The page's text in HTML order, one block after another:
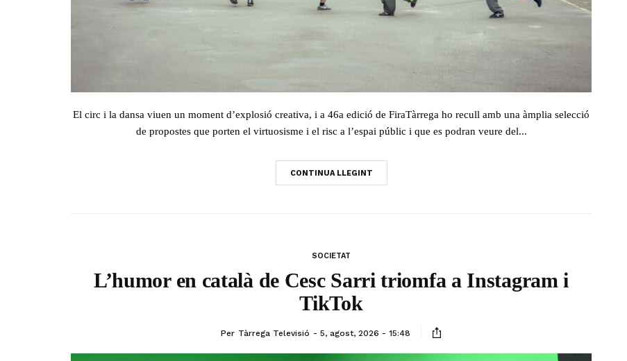
El circ i la dansa viuen un moment d’explosió creativa, i a 46a edició de FiraTàrrega ho recull amb una àmplia selecció
de propostes que porten el virtuosisme i el risc a l’espai públic i que es podran veure del...
CONTINUA LLEGINT
SOCIETAT
L’humor en català de Cesc Sarri triomfa a Instagram i
TikTok
Per Tàrrega Televisió 5, agost, 2026 - 15:48